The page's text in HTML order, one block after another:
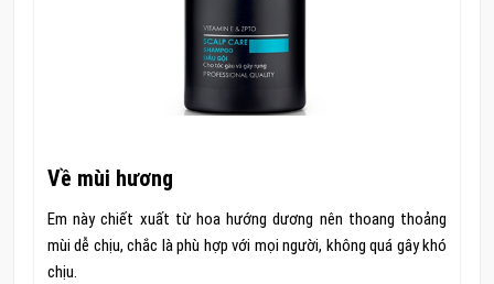
Về mùi hương
Em này chiết xuất từ hoa hướng dương nên thoang thoảng
mùi dễ chịu, chắc là phù hợp với mọi người, không quá gây khó
chịu.